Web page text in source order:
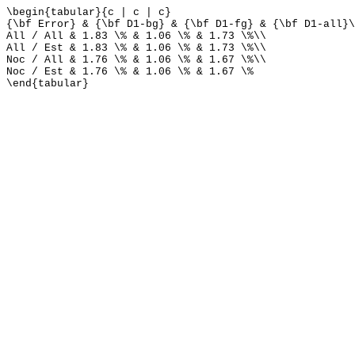
\begin{tabular}{c | c | c}
{\bf Error} & {\bf D1-bg} & {\bf D1-fg} & {\bf D1-
All / All & 1.83 \% & 1.06 \% & 1.73 \%\\
All / Est & 1.83 \% & 1.06 \% & 1.73 \%\\
Noc / All & 1.76 \% & 1.06 \% & 1.67 \%\\
Noc / Est & 1.76 \% & 1.06 \% & 1.67 \%
\end{tabular}